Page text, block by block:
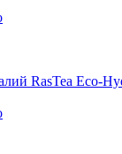
RasTea Eco-